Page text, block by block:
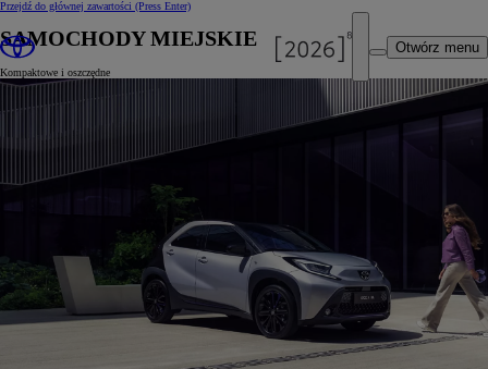
Przejdź do głównej zawartości (Press Enter)
Otwórz menu
SAMOCHODY MIEJSKIE
Kompaktowe i oszczędne